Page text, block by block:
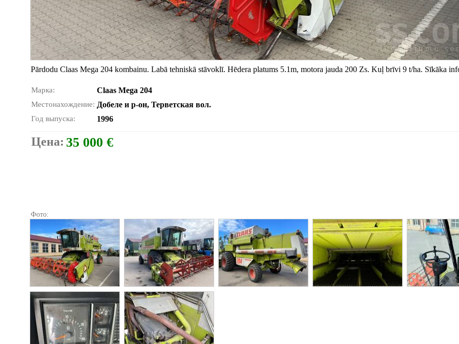
Pārdodu Claas Mega 204 kombainu. Labā tehniskā stāvoklī. Hēdera platums 5.1m, motora jauda 200 Zs. Kuļ brīvi 9 t/ha. Sīkāka
Марка: Claas Mega 204
Местонахождение: Добеле и р-он, Терветская вол.
Год выпуска: 1996
Цена: 35 000 €
Фото: